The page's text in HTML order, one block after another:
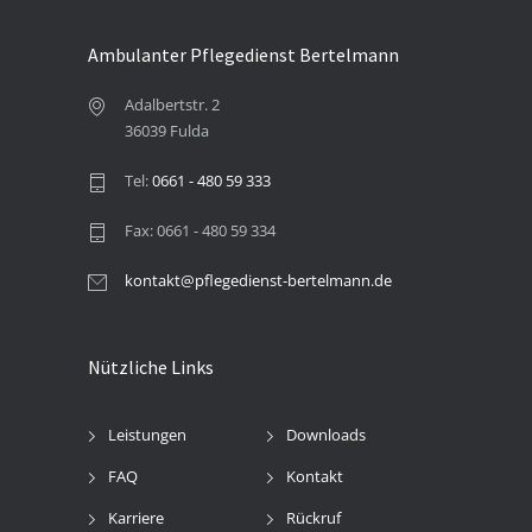
Ambulanter Pflegedienst Bertelmann
Adalbertstr. 2
36039 Fulda
Tel:0661 - 480 59 333
Fax: 0661 - 480 59 334
kontakt@pflegedienst-bertelmann.de
Nützliche Links
Leistungen
Downloads
FAQ
Kontakt
Karriere
Rückruf